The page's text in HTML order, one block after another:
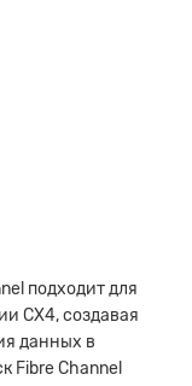
подходит для
CX4, создавая
данных в
Fibre Channel